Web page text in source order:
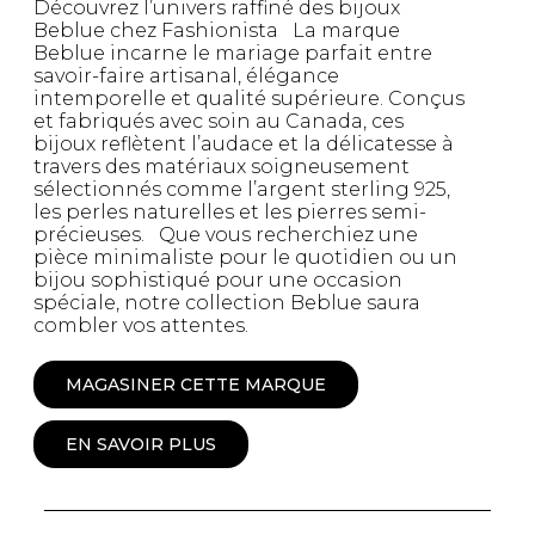
Découvrez l’univers raffiné des bijoux
Beblue chez Fashionista La marque
Beblue incarne le mariage parfait entre
savoir-faire artisanal, élégance
intemporelle et qualité supérieure. Conçus
et fabriqués avec soin au Canada, ces
bijoux reflètent l’audace et la délicatesse à
travers des matériaux soigneusement
sélectionnés comme l’argent sterling 925,
les perles naturelles et les pierres semi-
précieuses. Que vous recherchiez une
pièce minimaliste pour le quotidien ou un
bijou sophistiqué pour une occasion
spéciale, notre collection Beblue saura
combler vos attentes.
MAGASINER CETTE MARQUE
EN SAVOIR PLUS